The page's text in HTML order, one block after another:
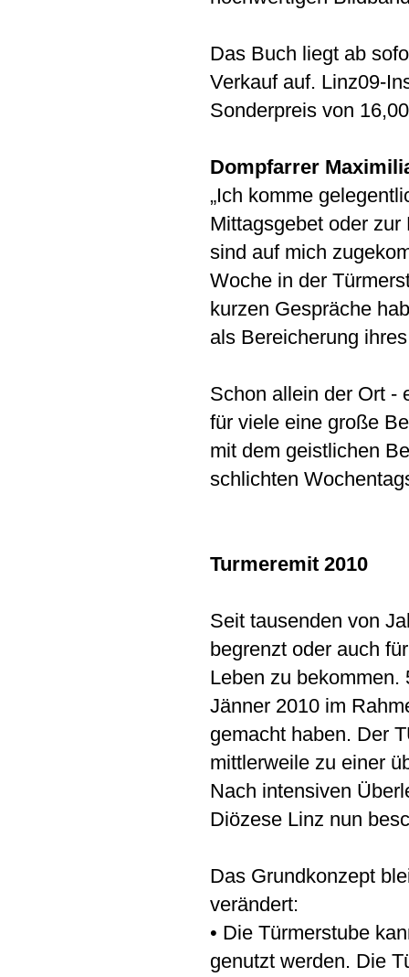
Das Buch liegt ab
Verkauf auf. Linz09-
Sonderpreis von
Dompfarrer
„Ich komme
Mittagsgebet oder
sind auf mich
Woche in der
kurzen Gespräche
als Bereicherung
Schon allein der Ort -
für viele eine große
mit dem geistlichen
schlichten
Turmeremit 2010
Seit tausenden von
begrenzt oder auch
Leben zu
Jänner 2010 im
gemacht haben. Der
mittlerweile zu einer
Nach intensiven
Diözese Linz nun
Das Grundkonzept
verändert:
• Die Türmerstube
genutzt werden. Die